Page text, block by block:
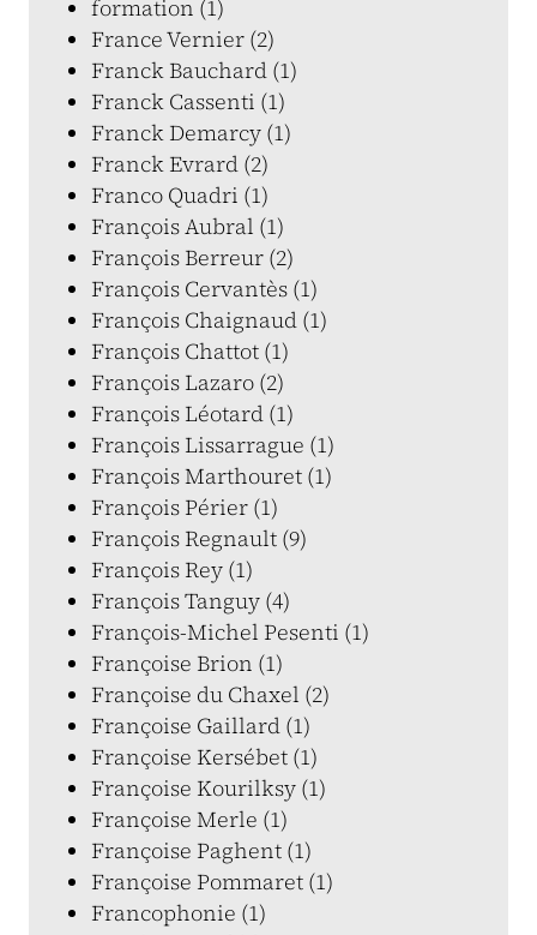
formation (1)
France Vernier (2)
Franck Bauchard (1)
Franck Cassenti (1)
Franck Demarcy (1)
Franck Evrard (2)
Franco Quadri (1)
François Aubral (1)
François Berreur (2)
François Cervantès (1)
François Chaignaud (1)
François Chattot (1)
François Lazaro (2)
François Léotard (1)
François Lissarrague (1)
François Marthouret (1)
François Périer (1)
François Regnault (9)
François Rey (1)
François Tanguy (4)
François-Michel Pesenti (1)
Françoise Brion (1)
Françoise du Chaxel (2)
Françoise Gaillard (1)
Françoise Kersébet (1)
Françoise Kourilksy (1)
Françoise Merle (1)
Françoise Paghent (1)
Françoise Pommaret (1)
Francophonie (1)